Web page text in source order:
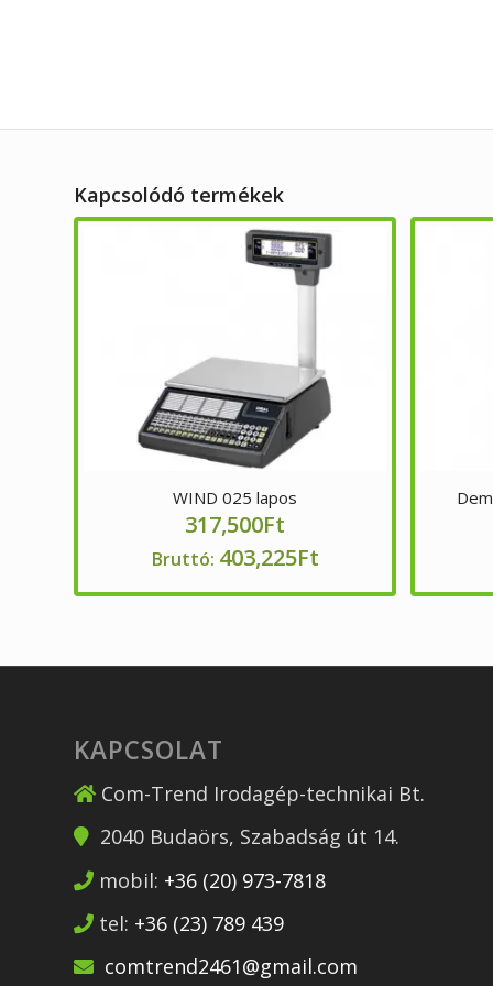
Kapcsolódó termékek
WIND 025 lapos
317,500Ft
Bruttó: 403,225Ft
KAPCSOLAT
Com-Trend Irodagép-technikai Bt.
2040 Budaörs, Szabadság út 14.
mobil: +36 (20) 973-7818
tel: +36 (23) 789 439
comtrend2461@gmail.com